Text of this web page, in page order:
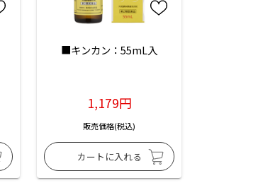
■キンカン：55mL入
1,179円
販売価格(税込)